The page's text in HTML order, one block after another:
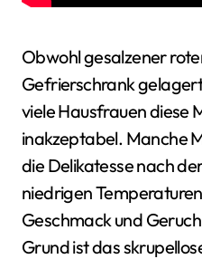
Obwohl gesalzener
Gefrierschrank
viele Hausfrauen diese
inakzeptabel. Manche
die Delikatesse nach
niedrigen
Geschmack und
Grund ist das